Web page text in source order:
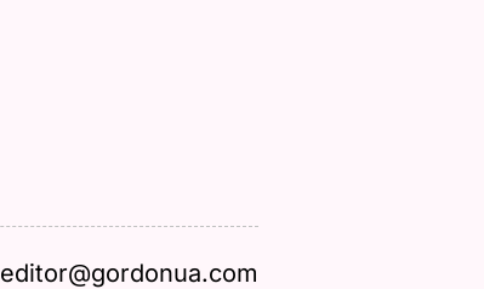
editor@gordonua.com